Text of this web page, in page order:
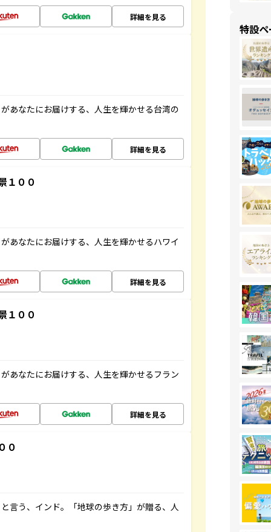
詳細を見る
あなたにお届けする、人生を輝かせる台湾の
詳細を見る
１００
あなたにお届けする、人生を輝かせるハワイ
詳細を見る
１００
あなたにお届けする、人生を輝かせるフラン
詳細を見る
０
言う、インド。「地球の歩き方」が贈る、人
特設